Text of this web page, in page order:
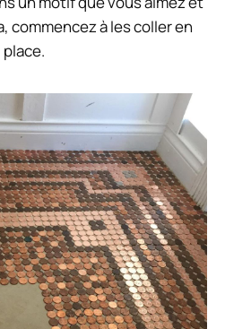
commencez à les coller en
place.